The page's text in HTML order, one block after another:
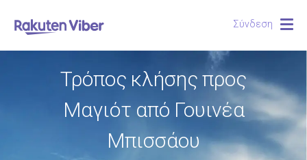
Σύνδεση
Τρόπος κλήσης προς
Μαγιότ από Γουινέα
Μπισσάου